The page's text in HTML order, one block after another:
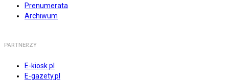
Prenumerata
Archiwum
PARTNERZY
E-kiosk.pl
E-gazety.pl